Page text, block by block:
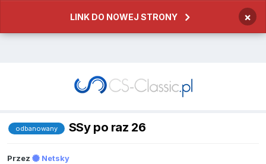
LINK DO NOWEJ STRONY ×
odbanowany SSy po raz 26
Przez
Netsky